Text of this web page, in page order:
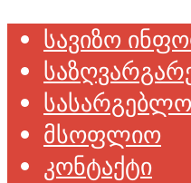
სავიზო
მსოფლიო
კონტაქტი